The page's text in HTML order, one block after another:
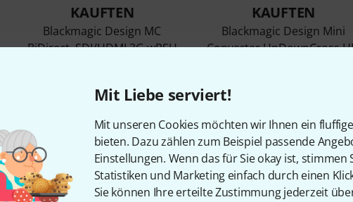
Mit Liebe serviert!
Mit unseren Cookies möchten wir Ihnen ein
bieten. Dazu zählen zum Beispiel passende
Einstellungen. Wenn das für Sie okay ist,
Statistiken und Marketing einfach durch einen
Sie können Ihre erteilte Zustimmung jederzeit
KAUFTEN
Blackmagic Design MC
BiDirect. SDI/HDMI 3G wPSU
KAUFTEN
Blackmagic Design Mini
Converter UpDownCross
Vergleichen